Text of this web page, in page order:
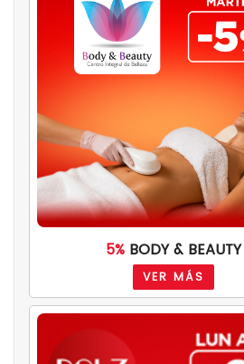
5% BODY & BEAUTY
VER MÁS